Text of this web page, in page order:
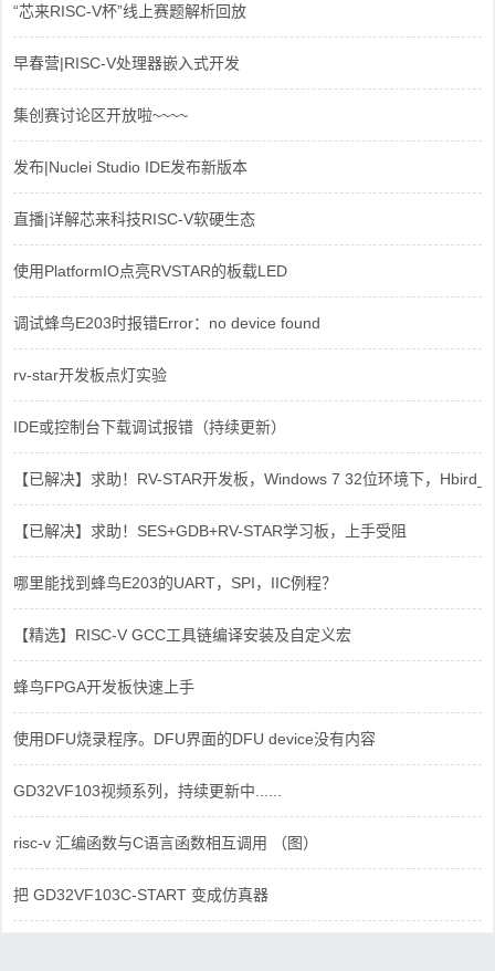
“芯来RISC-V杯”线上赛题解析回放
早春营|RISC-V处理器嵌入式开发
集创赛讨论区开放啦~~~~
发布|Nuclei Studio IDE发布新版本
直播|详解芯来科技RISC-V软硬生态
使用PlatformIO点亮RVSTAR的板载LED
调试蜂鸟E203时报错Error：no device found
rv-star开发板点灯实验
IDE或控制台下载调试报错（持续更新）
【已解决】求助！RV-STAR开发板，Windows 7 32位环境下，
【已解决】求助！SES+GDB+RV-STAR学习板，上手受阻
哪里能找到蜂鸟E203的UART，SPI，IIC例程？
【精选】RISC-V GCC工具链编译安装及自定义宏
蜂鸟FPGA开发板快速上手
使用DFU烧录程序。DFU界面的DFU device没有内容
GD32VF103视频系列，持续更新中......
risc-v 汇编函数与C语言函数相互调用 （图）
把 GD32VF103C-START 变成仿真器